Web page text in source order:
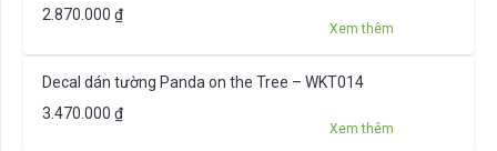
2.870.000 ₫
Xem thêm
Decal dán tường Panda on the Tree – WKT014
3.470.000 ₫
Xem thêm